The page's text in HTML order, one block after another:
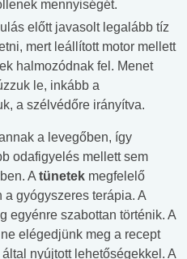
mennyiségét.
előtt javasolt legalább tíz
mert leállított motor mellett
halmozódnak fel. Menet
le, inkább a
a szélvédőre irányítva.
a levegőben, így
odafigyelés mellett sem
A tünetek megfelelő
gyógyszeres terápia. A
egyénre szabottan történik. A
elégedjünk meg a recept
nyújtott lehetőségekkel. A